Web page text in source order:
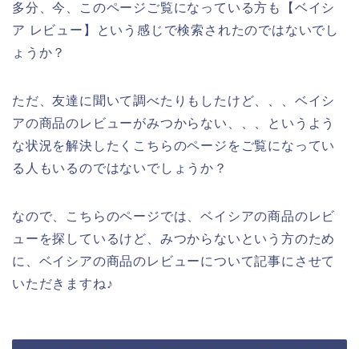
多分、今、このページご覧になっている方も【ベイシ
ア レビュー】という感じで検索されたのではないでし
ょうか？
ただ、友達に聞いて調べたりもしたけど、、、ベイシ
アの商品のレビューがみつからない、、、というよう
な状況を解決したくこちらのページをご覧になってい
る人もいるのではないでしょうか？
なので、こちらのページでは、ベイシアの商品のレビ
ューを探しているけど、みつからないという方のため
に、ベイシアの商品のレビューについて記事にさせて
いただきますね♪